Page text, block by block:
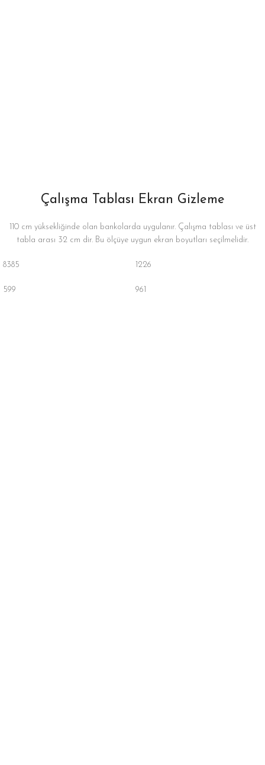
Çalışma Tablası Ekran Gizleme
110 cm yüksekliğinde olan bankolarda uygulanır. Çalışma tablası ve üst
tabla arası 32 cm dir. Bu ölçüye uygun ekran boyutları seçilmelidir.
8385
599
1226
961